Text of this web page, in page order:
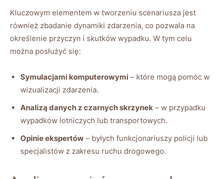
Kluczowym elementem w tworzeniu scenariusza jest
również zbadanie dynamiki zdarzenia, co pozwala na
określenie przyczyn i skutków wypadku. W tym celu
można posłużyć się:
Symulacjami komputerowymi – które mogą pomóc w
wizualizacji zdarzenia.
Analizą danych z czarnych skrzynek – w przypadku
wypadków lotniczych lub transportowych.
Opinie ekspertów – byłych funkcjonariuszy policji lub
specjalistów z zakresu ruchu drogowego.